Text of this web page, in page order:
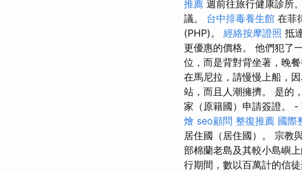
推薦 週前往旅行健康診所。
議。 台中排毒養生館 在菲
(PHP)。 經絡按摩證照 抵
更優惠的價格。 他們犯了
位，而是背對背坐著，晚
在馬尼拉，請慢慢上船，
站，而且人潮擁擠。 是的
家（原籍國）申請簽證。 -
燴 seo顧問 整復推薦 國際
居住國（居住國）。 宗教
部棉蘭老島及其較小島嶼
行期間，數以百萬計的信